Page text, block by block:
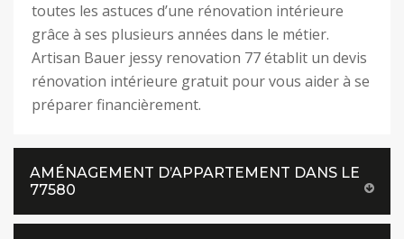
toutes les astuces d’une rénovation intérieure
grâce à ses plusieurs années dans le métier.
Artisan Bauer jessy renovation 77 établit un devis
rénovation intérieure gratuit pour vous aider à se
préparer financièrement.
AMÉNAGEMENT D’APPARTEMENT DANS LE
77580